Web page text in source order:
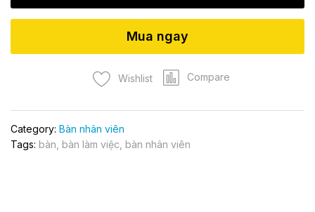
BNV006
quantity
Wishlist Compare
Mua ngay
Category: Bàn nhân viên
Tags: bàn bàn làm việc bàn nhân viên